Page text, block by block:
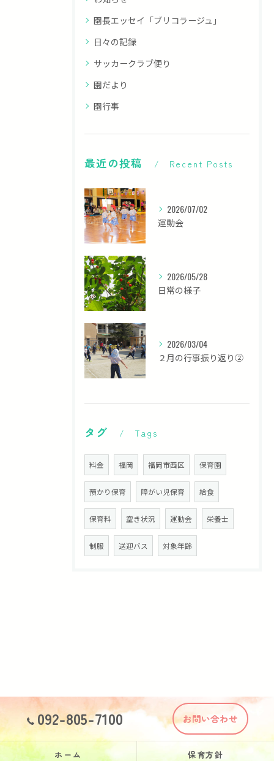
園長エッセイ「ブリコラージュ」
日々の記録
サッカークラブ便り
園だより
園行事
最近の投稿 Recent Posts
2026/07/02
運動会
2026/05/28
日常の様子
2026/03/04
２月の行事振り返り②
タグ Tags
料金 福岡 福岡市西区 保育園
預かり保育 障がい児保育 給食
保育料 空き状況 運動会 栄養士
制服 送迎バス 対象年齢
092-805-7100 お問い合わせ
ホーム 保育方針